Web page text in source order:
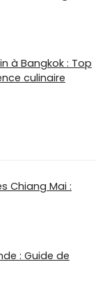
à Bangkok : Top
culinaire
Chiang Mai :
: Guide de